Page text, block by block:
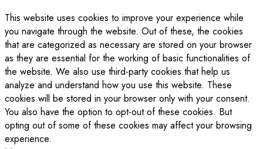
This website uses cookies to improve your experience while
you navigate through the website. Out of these, the cookies
that are categorized as necessary are stored on your browser
as they are essential for the working of basic functionalities of
the website. We also use third-party cookies that help us
analyze and understand how you use this website. These
cookies will be stored in your browser only with your consent.
You also have the option to opt-out of these cookies. But
opting out of some of these cookies may affect your browsing
experience.